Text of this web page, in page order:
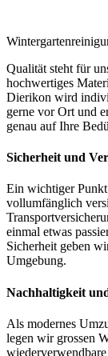
Qualität steht für
hochwertiges
Dierikon wird
gerne vor Ort und
genau auf Ihre
Sicherheit und
Ein wichtiger
vollumfänglich
einmal etwas
Sicherheit geben
Umgebung.
Nachhaltigkeit
Als modernes
legen wir grossen